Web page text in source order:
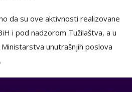
da su ove aktivnosti realizovane
i pod nadzorom Tužilaštva, a u
unutrašnjih poslova